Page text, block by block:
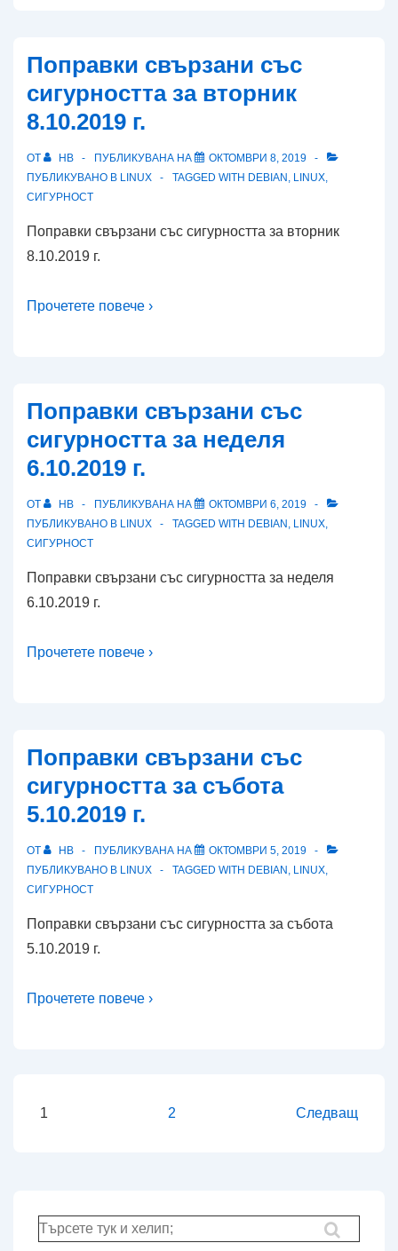
Поправки свързани със
сигурността за вторник
8.10.2019 г.
ОТ HB ПУБЛИКУВАНА НА
ОКТОМВРИ 8, 2019
ПУБЛИКУВАНО В LINUX TAGGED WITH DEBIAN , LINUX,
СИГУРНОСТ
Поправки свързани със сигурността за вторник
8.10.2019 г.
Прочетете повече ›
Поправки свързани със
сигурността за неделя
6.10.2019 г.
ОТ HB ПУБЛИКУВАНА НА
ОКТОМВРИ 6, 2019
ПУБЛИКУВАНО В LINUX TAGGED WITH DEBIAN , LINUX,
СИГУРНОСТ
Поправки свързани със сигурността за неделя
6.10.2019 г.
Прочетете повече ›
Поправки свързани със
сигурността за събота
5.10.2019 г.
ОТ HB ПУБЛИКУВАНА НА
ОКТОМВРИ 5, 2019
ПУБЛИКУВАНО В LINUX TAGGED WITH DEBIAN , LINUX,
СИГУРНОСТ
Поправки свързани със сигурността за събота
5.10.2019 г.
Прочетете повече ›
Разделяне
страници
1 2 Следващ
Търсене
за: